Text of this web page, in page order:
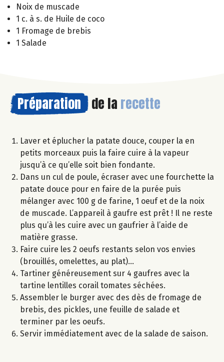
Noix de muscade
1 c. à s. de Huile de coco
1 Fromage de brebis
1 Salade
Préparation de la recette
Laver et éplucher la patate douce, couper la en
petits morceaux puis la faire cuire à la vapeur
jusqu’à ce qu’elle soit bien fondante.
Dans un cul de poule, écraser avec une fourchette la
patate douce pour en faire de la purée puis
mélanger avec 100 g de farine, 1 oeuf et de la noix
de muscade. L’appareil à gaufre est prêt ! Il ne reste
plus qu’à les cuire avec un gaufrier à l’aide de
matière grasse.
Faire cuire les 2 oeufs restants selon vos envies
(brouillés, omelettes, au plat)…
Tartiner généreusement sur 4 gaufres avec la
tartine lentilles corail tomates séchées.
Assembler le burger avec des dès de fromage de
brebis, des pickles, une feuille de salade et
terminer par les oeufs.
Servir immédiatement avec de la salade de saison.